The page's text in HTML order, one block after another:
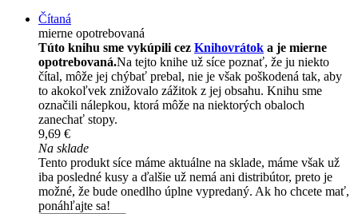
Čítaná
mierne opotrebovaná
Túto knihu sme vykúpili cez Knihovrátok a je mierne
opotrebovaná.Na tejto knihe už síce poznať, že ju niekto
čítal, môže jej chýbať prebal, nie je však poškodená tak, aby
to akokoľvek znižovalo zážitok z jej obsahu. Knihu sme
označili nálepkou, ktorá môže na niektorých obaloch
zanechať stopy.
9,69 €
Na sklade
Tento produkt síce máme aktuálne na sklade, máme však už
iba posledné kusy a ďalšie už nemá ani distribútor, preto je
možné, že bude onedlho úplne vypredaný. Ak ho chcete mať,
ponáhľajte sa!